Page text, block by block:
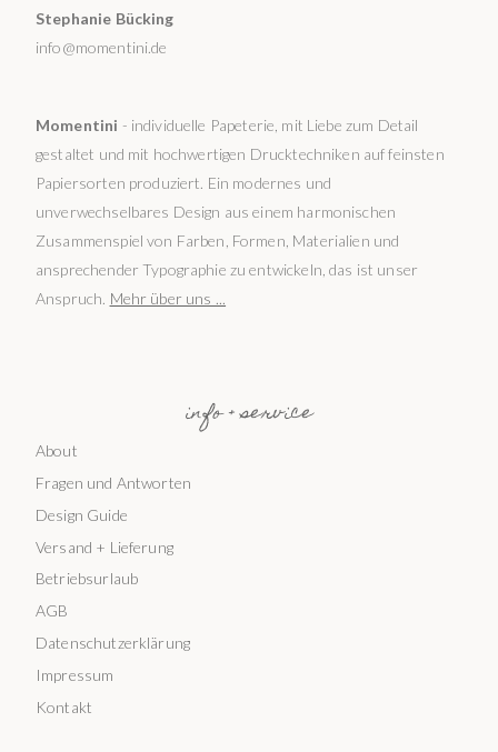
Stephanie Bücking
info@momentini.de
Momentini - individuelle Papeterie, mit Liebe zum Detail
gestaltet und mit hochwertigen Drucktechniken auf feinsten
Papiersorten produziert. Ein modernes und
unverwechselbares Design aus einem harmonischen
Zusammenspiel von Farben, Formen, Materialien und
ansprechender Typographie zu entwickeln, das ist unser
Anspruch. Mehr über uns ...
info + service
About
Fragen und Antworten
Design Guide
Versand + Lieferung
Betriebsurlaub
AGB
Datenschutzerklärung
Impressum
Kontakt